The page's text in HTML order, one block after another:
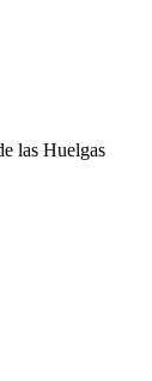
las Huelgas